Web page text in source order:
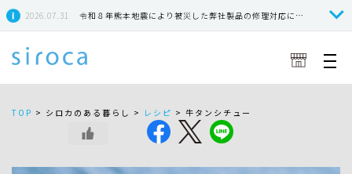
2026.07.31 令和８年熊本地震により被災した弊社製品の修理対応につきまして
TOP > シロカのある暮らし > レシピ > 牛タンシチュー